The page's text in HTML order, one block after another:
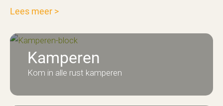
Lees meer >
Kamperen
Kom in alle rust kamperen